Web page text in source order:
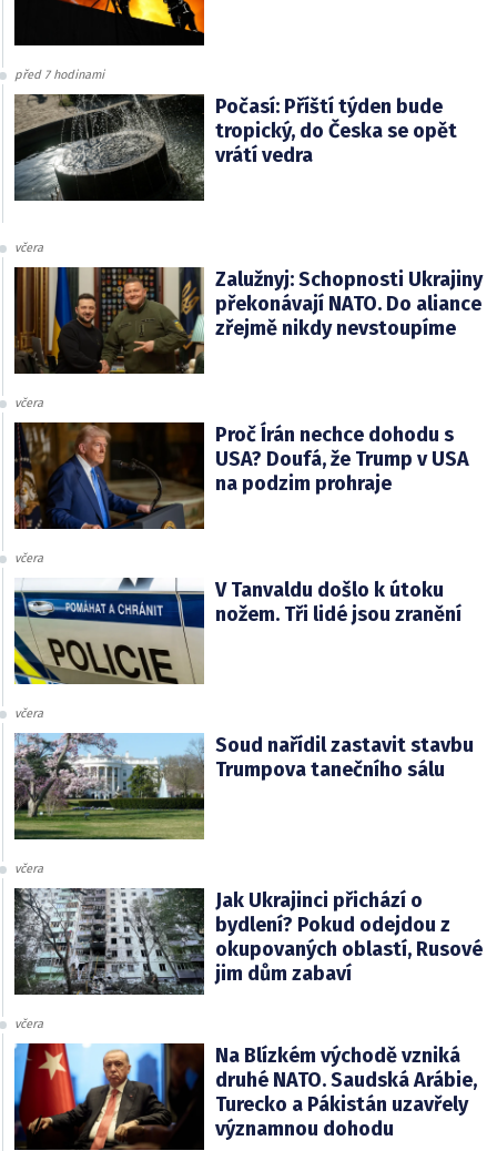
před 7 hodinami
Počasí: Příští týden bude
tropický, do Česka se opět
vrátí vedra
včera
Zalužnyj: Schopnosti Ukrajiny
překonávají NATO. Do aliance
zřejmě nikdy nevstoupíme
včera
Proč Írán nechce dohodu s
USA? Doufá, že Trump v USA
na podzim prohraje
včera
V Tanvaldu došlo k útoku
nožem. Tři lidé jsou zranění
včera
Soud nařídil zastavit stavbu
Trumpova tanečního sálu
včera
Jak Ukrajinci přichází o
bydlení? Pokud odejdou z
okupovaných oblastí, Rusové
jim dům zabaví
včera
Na Blízkém východě vzniká
druhé NATO. Saudská Arábie,
Turecko a Pákistán uzavřely
významnou dohodu